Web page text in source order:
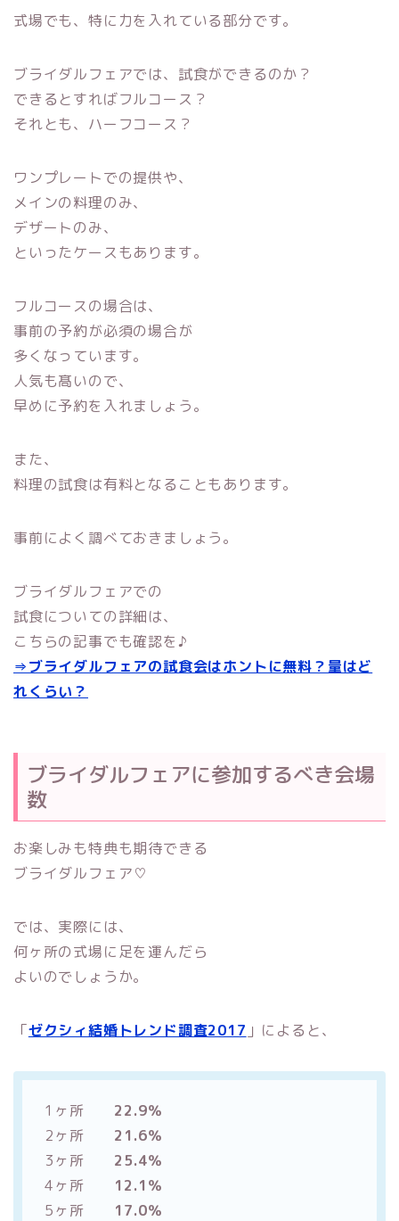
式場でも、特に力を入れている部分です。
ブライダルフェアでは、試食ができるのか？
できるとすればフルコース？
それとも、ハーフコース？
ワンプレートでの提供や、
メインの料理のみ、
デザートのみ、
といったケースもあります。
フルコースの場合は、
事前の予約が必須の場合が
多くなっています。
人気も髙いので、
早めに予約を入れましょう。
また、
料理の試食は有料となることもあります。
事前によく調べておきましょう。
ブライダルフェアでの
試食についての詳細は、
こちらの記事でも確認を♪
⇒ブライダルフェアの試食会はホントに無料？量はど
れくらい？
ブライダルフェアに参加するべき会場
数
お楽しみも特典も期待できる
ブライダルフェア♡
では、実際には、
何ヶ所の式場に足を運んだら
よいのでしょうか。
「ゼクシィ結婚トレンド調査2017 」によると、
1ヶ所 22.9％
2ヶ所 21.6％
3ヶ所 25.4％
4ヶ所 12.1％
5ヶ所 17.0％